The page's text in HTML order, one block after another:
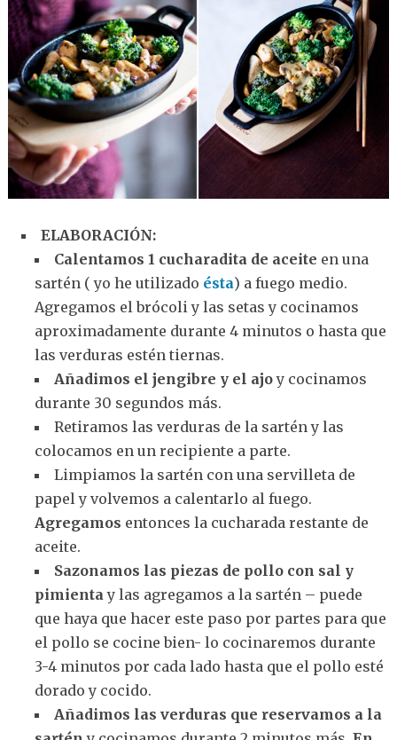
ELABORACIÓN:
Calentamos 1 cucharadita de aceite en una
sartén ( yo he utilizado ésta) a fuego medio.
Agregamos el brócoli y las setas y cocinamos
aproximadamente durante 4 minutos o hasta que
las verduras estén tiernas.
Añadimos el jengibre y el ajoy cocinamos
durante 30 segundos más.
Retiramos las verduras de la sartén y las
colocamos en un recipiente a parte.
Limpiamos la sartén con una servilleta de
papel y volvemos a calentarlo al fuego.
Agregamos entonces la cucharada restante de
aceite.
Sazonamos las piezas de pollo con sal y
pimientay las agregamos a la sartén – puede
que haya que hacer este paso por partes para que
el pollo se cocine bien- lo cocinaremos durante
3-4 minutos por cada lado hasta que el pollo esté
dorado y cocido.
Añadimos las verduras que reservamos a la